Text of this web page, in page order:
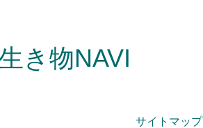
き物NAVI
サイトマップ